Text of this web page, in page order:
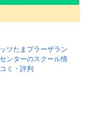
ツたまプラーザラン
ンターのスクール情
ミ・評判